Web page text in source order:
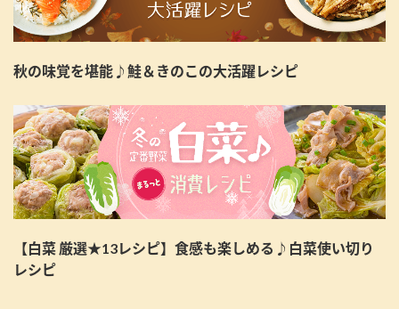
秋の味覚を堪能♪鮭＆きのこの大活躍レシピ
【白菜 厳選★13レシピ】食感も楽しめる♪白菜使い切り
レシピ